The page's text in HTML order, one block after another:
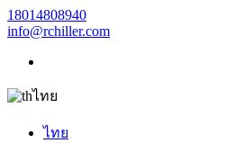
18014808940
info@rchiller.com
ไทย
ไทย